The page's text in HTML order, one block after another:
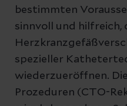
bestimmten
sinnvoll und hilfreich,
spezieller
wiederzueröffnen.
Prozeduren (CTO-